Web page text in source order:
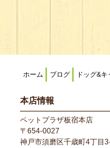
ホーム ブログ ドッグ&キ
本店情報
ペットプラザ板宿本店
〒654-0027
神戸市須磨区千歳町4丁目